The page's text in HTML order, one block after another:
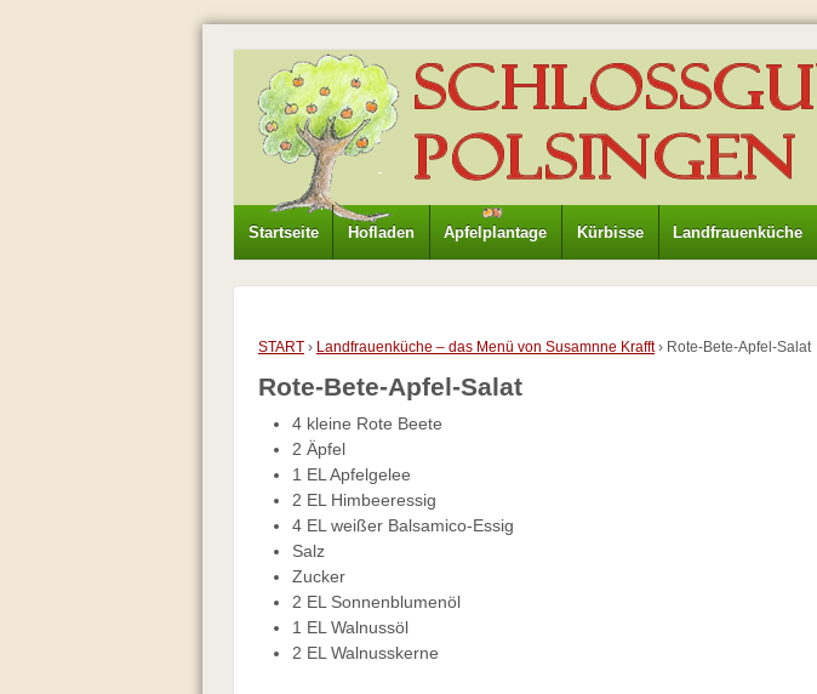
Startseite Hofladen Apfelplantage Kürbisse Landfrauenküche
START › Landfrauenküche – das Menü von Susamnne Krafft › Rote-Bete-Apfel-Salat
Rote-Bete-Apfel-Salat
4 kleine Rote Beete
2 Äpfel
1 EL Apfelgelee
2 EL Himbeeressig
4 EL weißer Balsamico-Essig
Salz
Zucker
2 EL Sonnenblumenöl
1 EL Walnussöl
2 EL Walnusskerne